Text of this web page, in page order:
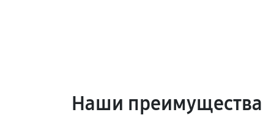
Наши преимущества